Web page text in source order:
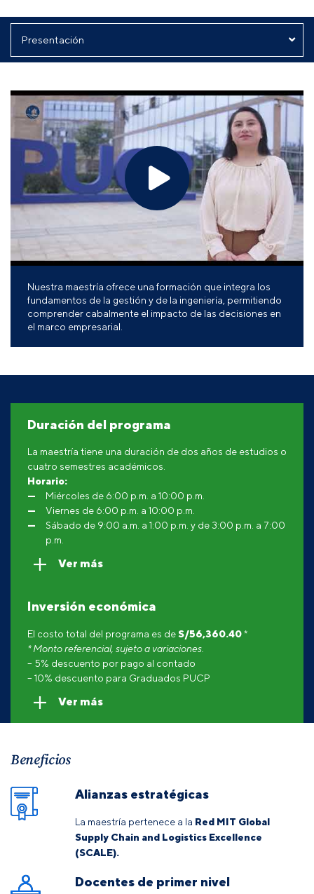
Nuestra maestría ofrece una formación que integra los
fundamentos de la gestión y de la ingeniería, permitiendo
comprender cabalmente el impacto de las decisiones en
el marco empresarial.
Duración del programa
La maestría tiene una duración de dos años de estudios o
cuatro semestres académicos.
Horario:
Miércoles de 6:00 p.m. a 10:00 p.m.
Viernes de 6:00 p.m. a 10:00 p.m.
Sábado de 9:00 a.m. a 1:00 p.m. y de 3:00 p.m. a 7:00
p.m.
Ver más
Inversión económica
El costo total del programa es deS/56,360.40*
* Monto referencial, sujeto a variaciones.
– 5% descuento por pago al contado
– 10% descuento para Graduados PUCP
Ver más
Beneficios
Alianzas estratégicas
La maestría pertenece a la Red MIT Global
Supply Chain and Logistics Excellence
(SCALE).
Docentes de primer nivel